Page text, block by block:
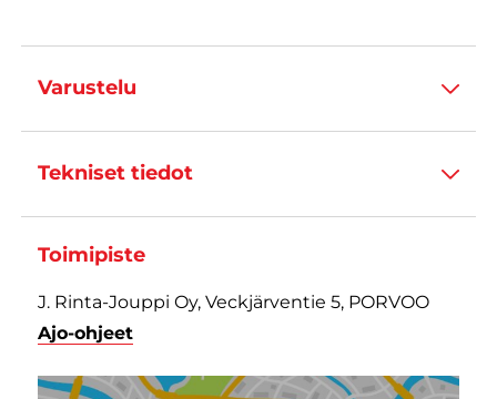
Varustelu
Tekniset tiedot
Toimipiste
J. Rinta-Jouppi Oy, Veckjärventie 5, PORVOO
Ajo-ohjeet